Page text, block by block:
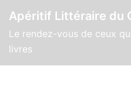
Apéritif Littéraire du
Le rendez-vous de ceux
livres